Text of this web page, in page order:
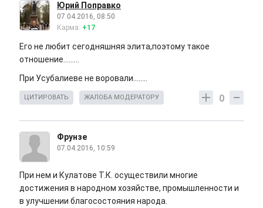
Юрий Поправко
07.04.2016, 08:50
Карма: +17
Его не любит сегодняшняя элита,поэтому такое
отношение.........
При Усубалиеве не воровали........
0
ЦИТИРОВАТЬ ЖАЛОБА МОДЕРАТОРУ
Фрунзе
07.04.2016, 10:59
При нем и Кулатове Т.К. осуществили многие
достижения в народном хозяйстве, промышленности и
в улучшении благосостояния народа.